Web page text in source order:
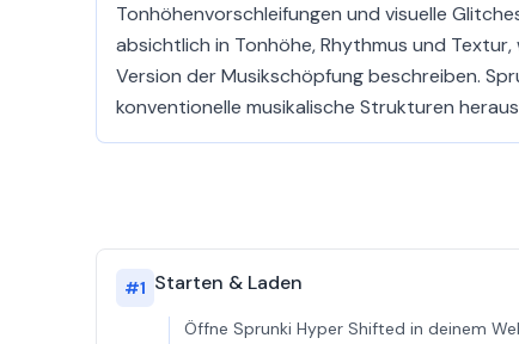
Tonhöhenvorschleifungen und visuelle
absichtlich in Tonhöhe, Rhythmus und
Version der Musikschöpfung beschreiben.
konventionelle musikalische Strukturen
#1 Starten & Laden
Öffne Sprunki Hyper Shifted in deinem